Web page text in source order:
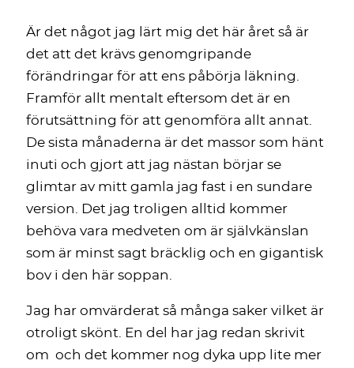
Är det något jag lärt mig det här året så är
det att det krävs genomgripande
förändringar för att ens påbörja läkning.
Framför allt mentalt eftersom det är en
förutsättning för att genomföra allt annat.
De sista månaderna är det massor som hänt
inuti och gjort att jag nästan börjar se
glimtar av mitt gamla jag fast i en sundare
version. Det jag troligen alltid kommer
behöva vara medveten om är självkänslan
som är minst sagt bräcklig och en gigantisk
bov i den här soppan.
Jag har omvärderat så många saker vilket är
otroligt skönt. En del har jag redan skrivit
om och det kommer nog dyka upp lite mer